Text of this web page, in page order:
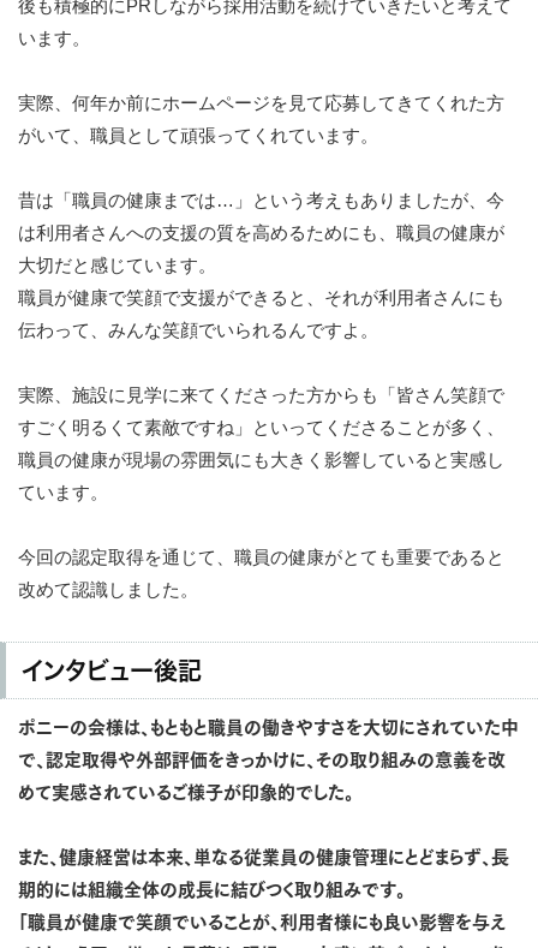
後も積極的にPRしながら採用活動を続けていきたいと考えて
います。
実際、何年か前にホームページを見て応募してきてくれた方
がいて、職員として頑張ってくれています。
昔は「職員の健康までは…」という考えもありましたが、今
は利用者さんへの支援の質を高めるためにも、職員の健康が
大切だと感じています。
職員が健康で笑顔で支援ができると、それが利用者さんにも
伝わって、みんな笑顔でいられるんですよ。
実際、施設に見学に来てくださった方からも「皆さん笑顔で
すごく明るくて素敵ですね」といってくださることが多く、
職員の健康が現場の雰囲気にも大きく影響していると実感し
ています。
今回の認定取得を通じて、職員の健康がとても重要であると
改めて認識しました。
インタビュー後記
ポニーの会様は、もともと職員の働きやすさを大切にされていた中
で、認定取得や外部評価をきっかけに、その取り組みの意義を改
めて実感されているご様子が印象的でした。
また、健康経営は本来、単なる従業員の健康管理にとどまらず、長
期的には組織全体の成長に結びつく取り組みです。
「職員が健康で笑顔でいることが、利用者様にも良い影響を与え